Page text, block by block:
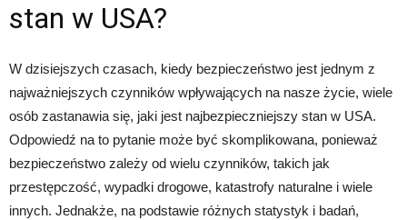
stan w USA?
W dzisiejszych czasach, kiedy bezpieczeństwo jest jednym z
najważniejszych czynników wpływających na nasze życie, wiele
osób zastanawia się, jaki jest najbezpieczniejszy stan w USA.
Odpowiedź na to pytanie może być skomplikowana, ponieważ
bezpieczeństwo zależy od wielu czynników, takich jak
przestępczość, wypadki drogowe, katastrofy naturalne i wiele
innych. Jednakże, na podstawie różnych statystyk i badań,